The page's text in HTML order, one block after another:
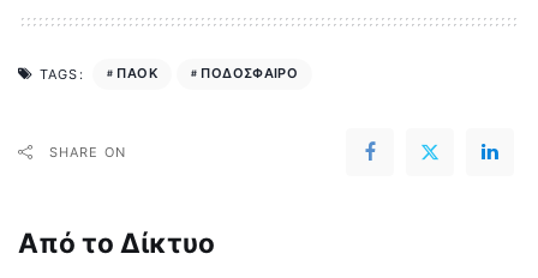
TAGS: ΠΑΟΚ ΠΟΔΟΣΦΑΙΡΟ
SHARE ON
Από το Δίκτυο